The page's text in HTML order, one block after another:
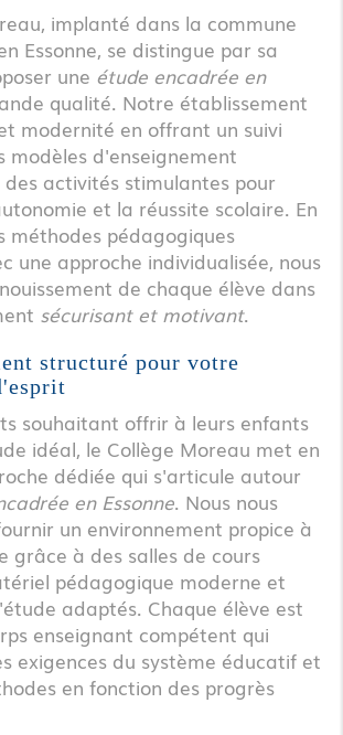
implanté dans la commune
Essonne, se distingue par sa
une étude encadrée en
qualité. Notre établissement
modernité en offrant un suivi
modèles d'enseignement
activités stimulantes pour
et la réussite scolaire. En
méthodes pédagogiques
une approche individualisée, nous
de chaque élève dans
sécurisant et motivant.
structuré pour votre
souhaitant offrir à leurs enfants
idéal, le Collège Moreau met en
dédiée qui s'articule autour
en Essonne. Nous nous
un environnement propice à
grâce à des salles de cours
pédagogique moderne et
adaptés. Chaque élève est
enseignant compétent qui
exigences du système éducatif et
en fonction des progrès